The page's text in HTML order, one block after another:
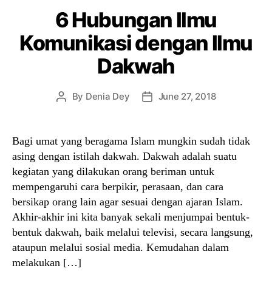
6 Hubungan Ilmu
Komunikasi dengan Ilmu
Dakwah
Post
By Denia Dey
PostJune 27, 2018
Bagi umat yang beragama Islam mungkin sudah tidak
asing dengan istilah dakwah. Dakwah adalah suatu
kegiatan yang dilakukan orang beriman untuk
mempengaruhi cara berpikir, perasaan, dan cara
bersikap orang lain agar sesuai dengan ajaran Islam.
Akhir-akhir ini kita banyak sekali menjumpai bentuk-
bentuk dakwah, baik melalui televisi, secara langsung,
ataupun melalui sosial media. Kemudahan dalam
melakukan […]